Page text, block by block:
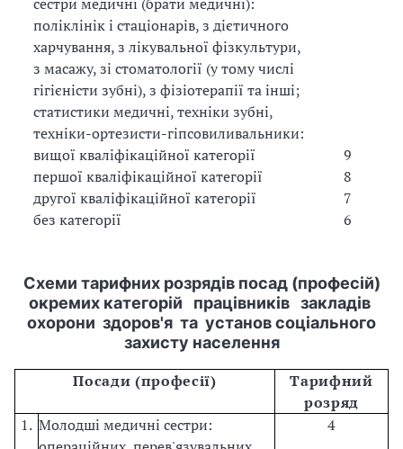
поліклінік і стаціонарів, з дієтичного
харчування, з лікувальної фізкультури,
з масажу, зі стоматології (у тому числі
гігієністи зубні), з фізіотерапії та інші;
статистики медичні, техніки зубні,
техніки-ортезисти-гіпсовиливальники:
вищої кваліфікаційної категорії
9
першої кваліфікаційної категорії
8
другої кваліфікаційної категорії
7
без категорії
6
Схеми тарифних розрядів посад (професій)
окремих категорій працівників закладів
охорони здоров'я та установ соціального
захисту населення
Посади (професії)
Тарифний
розряд
1. Молодші медичні сестри:
4